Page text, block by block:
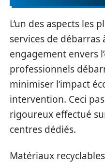
L’un des aspects les
services de débarras
engagement envers
professionnels
minimiser l’impact
intervention. Ceci
rigoureux effectué
centres dédiés.
Matériaux